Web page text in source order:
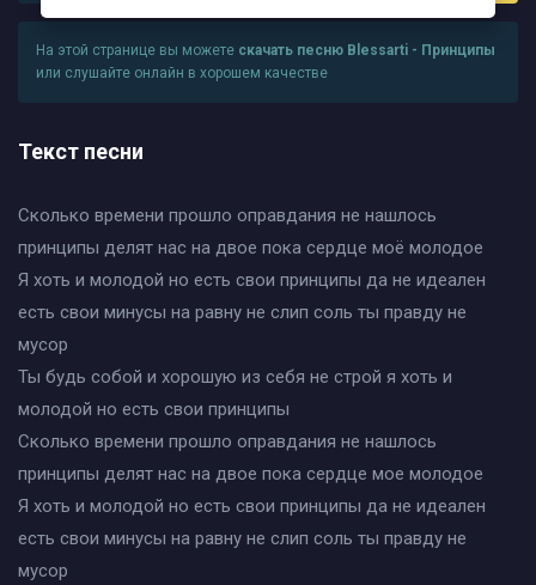
На этой странице вы можете скачать песню Blessarti - Принципы
или слушайте онлайн в хорошем качестве
Текст песни
Сколько времени прошло оправдания не нашлось
принципы делят нас на двое пока сердце моё молодое
Я хоть и молодой но есть свои принципы да не идеален
есть свои минусы на равну не слип соль ты правду не
мусор
Ты будь собой и хорошую из себя не строй я хоть и
молодой но есть свои принципы
Сколько времени прошло оправдания не нашлось
принципы делят нас на двое пока сердце мое молодое
Я хоть и молодой но есть свои принципы да не идеален
есть свои минусы на равну не слип соль ты правду не
мусор